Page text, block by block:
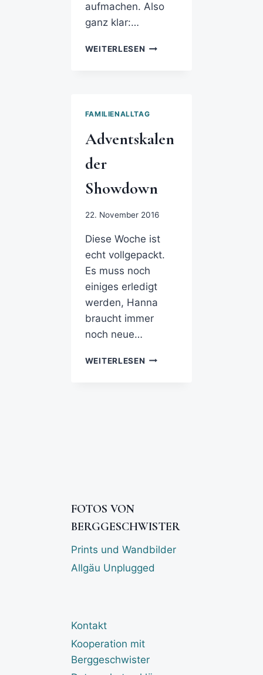
aufmachen. Also
ganz klar:…
WEITERLESEN
FAMILIENALLTAG
Adventskalen
der
Showdown
22. November 2016
Diese Woche ist
echt vollgepackt.
Es muss noch
einiges erledigt
werden, Hanna
braucht immer
noch neue…
WEITERLESEN
FOTOS VON
BERGGESCHWISTER
Prints und Wandbilder
Allgäu Unplugged
Kontakt
Kooperation mit
Berggeschwister